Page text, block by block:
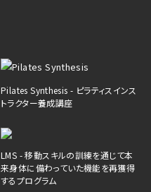
Pilates Synthesis - ピラティスインス
トラクター養成講座
LMS - 移動スキルの訓練を通じて本
来身体に備わっていた機能を再獲得
するプログラム